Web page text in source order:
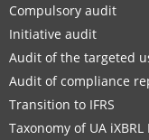
Compulsory audit
Initiative audit
Audit of the targeted
Audit of compliance
Transition to IFRS
Taxonomy of UA іXBRL